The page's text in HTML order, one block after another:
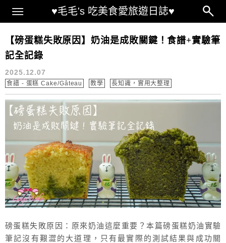
♥毛毛's 吃美食愛旅遊日誌♥
Main Menu
簡易磅蛋糕做法
【磅蛋糕失敗原因】奶油是成敗關鍵！食譜+實驗筆
記全記錄
2025.12.07
食譜 - 蛋糕 Cake/Gâteau 教學 長知識，實用大整理
磅蛋糕失敗原因：原來奶油這麼重要？本篇磅蛋糕奶油實驗
筆記沒有艱澀的大道理，只有最實際的測試結果與成功關